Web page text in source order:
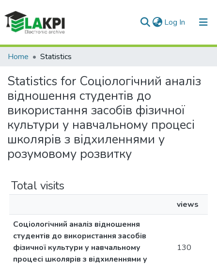
Log In (current)
Communities & Collections
All of DSpace
Home Statistics
Statistics for Соціологічний аналіз
відношення студентів до
використання засобів фізичної
культури у навчальному процесі
школярів з відхиленнями у
розумовому розвитку
Total visits
views
Соціологічний аналіз відношення
студентів до використання засобів
фізичної культури у навчальному
процесі школярів з відхиленнями у
130